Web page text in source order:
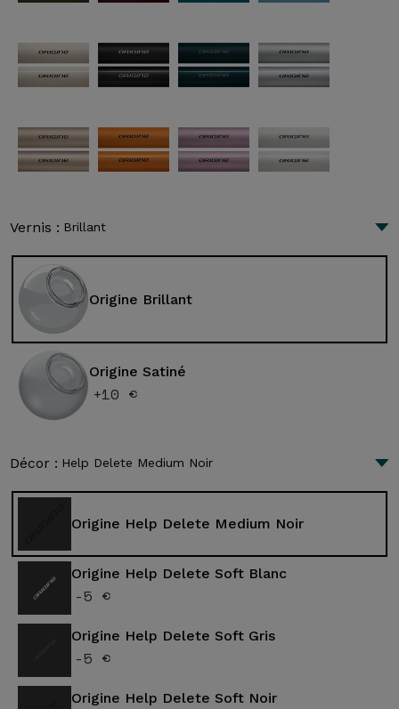
Vernis : Brillant
Origine Brillant
Origine Satiné
+10 €
Décor : Help Delete Medium Noir
Origine Help Delete Medium Noir
Origine Help Delete Soft Blanc
-5 €
Origine Help Delete Soft Gris
-5 €
Origine Help Delete Soft Noir